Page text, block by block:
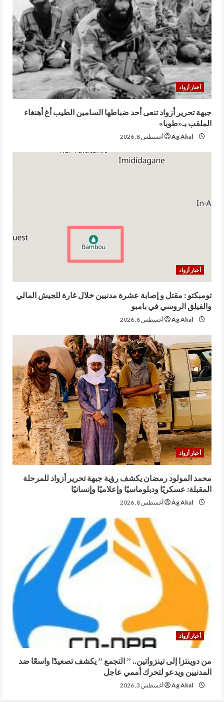
أخبار أزواد
جبهة تحرير أزواد تنعى أحد ضباطها السامين الطيب أغ أهنغاء
الملقب بـ«طوبا»
Ag Akal أغسطس 8, 2026
أخبار أزواد
تومبكتو : مقتل و إصابة عشرة مدنيين خلال غارة للجيش المالي
والفيلق الروسي في بامبو
Ag Akal أغسطس 8, 2026
أخبار أزواد
محمد المولود رمضان يكشف رؤية جبهة تحرير أزواد للمرحلة
المقبلة: عسكريًا ودبلوماسيًا وإعلاميًا وإنسانيًا
Ag Akal أغسطس 8, 2026
أخبار أزواد
من دوينتزا إلى تينزواتين.. ” التجمع ” يكشف تصعيدًا واسعًا ضد
المدنيين ويدعو لتحرك أممي عاجل
Ag Akal أغسطس 3, 2026